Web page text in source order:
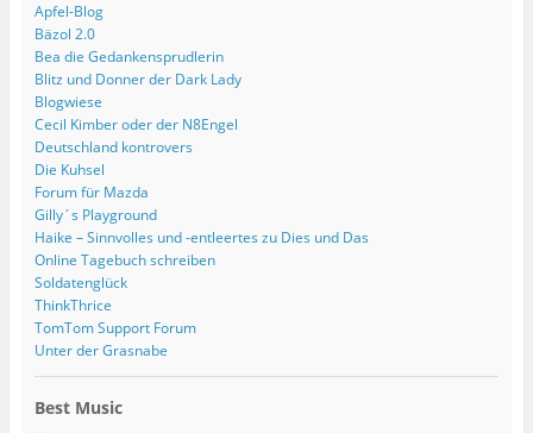
Apfel-Blog
Bäzol 2.0
Bea die Gedankensprudlerin
Blitz und Donner der Dark Lady
Blogwiese
Cecil Kimber oder der N8Engel
Deutschland kontrovers
Die Kuhsel
Forum für Mazda
Gilly´s Playground
Haike – Sinnvolles und -entleertes zu Dies und Das
Online Tagebuch schreiben
Soldatenglück
ThinkThrice
TomTom Support Forum
Unter der Grasnabe
Best Music